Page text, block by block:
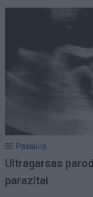
Pasaulis
Ultragarsas
parazitai